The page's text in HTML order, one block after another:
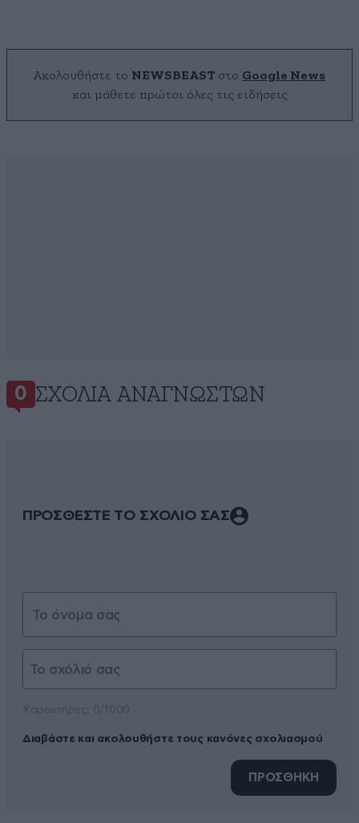
Ακολουθήστε το NEWSBEAST στο Google News
και μάθετε πρώτοι όλες τις ειδήσεις
0 ΣΧΌΛΙΑ ΑΝΑΓΝΩΣΤΏΝ
ΠΡΟΣΘΕΣΤΕ ΤΟ ΣΧΟΛΙΟ ΣΑΣ
Διαβάστε και ακολουθήστε τους κανόνες σχολιασμού
ΠΡΟΣΘΗΚΗ